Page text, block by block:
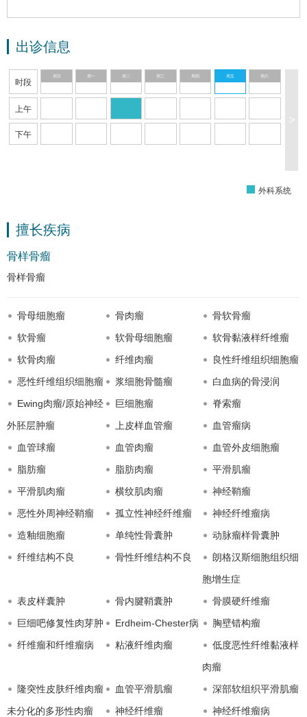
出诊信息
时段
上午
下午
周日 周一 周三 周四 周五 周六
>
外科系统
擅长疾病
骨样骨瘤
骨样骨瘤
骨母细胞瘤 骨肉瘤
骨软骨瘤
软骨瘤
软骨母细胞瘤
软骨黏液样纤维瘤
软骨肉瘤
纤维肉瘤
良性纤维组织细胞瘤
恶性纤维组织细胞瘤
浆细胞骨髓瘤
白血病的骨浸润
Ewing肉瘤/原始神经
外胚层肿瘤
巨细胞瘤
脊索瘤
上皮样血管瘤
血管瘤病
血管球瘤
血管肉瘤
血管外皮细胞瘤
脂肪瘤
脂肪肉瘤
平滑肌瘤
平滑肌肉瘤
横纹肌肉瘤
神经鞘瘤
恶性外周神经鞘瘤
孤立性神经纤维瘤
神经纤维瘤病
造釉细胞瘤
单纯性骨囊肿
动脉瘤样骨囊肿
纤维结构不良
骨性纤维结构不良
朗格汉斯细胞组织细
胞增生症
表皮样囊肿
骨内腱鞘囊肿
骨膜硬纤维瘤
巨细吧修复性肉芽肿
Erdheim-Chester病
胸壁错构瘤
纤维瘤和纤维瘤病
粘液纤维肉瘤
低度恶性纤维黏液样
肉瘤
隆突性皮肤纤维肉瘤
未分化的多形性肉瘤
血管平滑肌瘤
深部软组织平滑肌瘤
神经纤维瘤
神经纤维瘤病